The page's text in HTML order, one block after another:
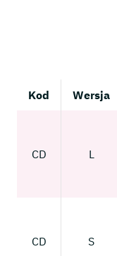
Kod Wersja
CD L
CD S